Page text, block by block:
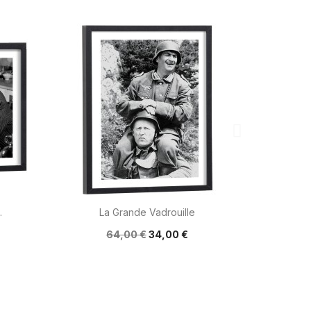
Aperçu rapide
La Grande Vadrouille
64,00 €34,00 €